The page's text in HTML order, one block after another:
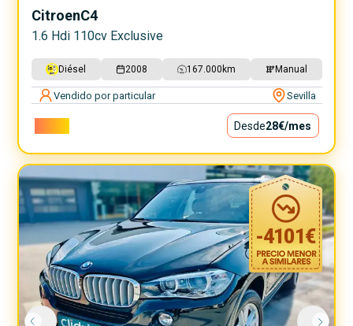
CitroenC4
1.6 Hdi 110cv Exclusive
Diésel 2008 167.000 km Manual
Vendido por particular Sevilla
Desde28€/mes
-4101€